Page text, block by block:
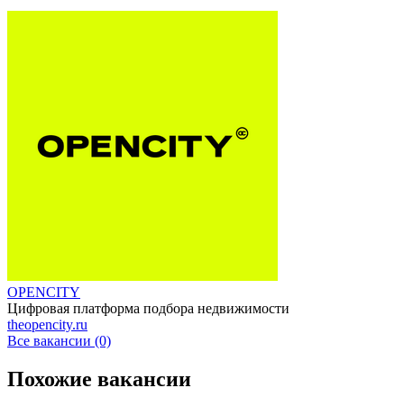
OPENCITY
Цифровая платформа подбора недвижимости
theopencity.ru
Все вакансии (0)
Похожие вакансии